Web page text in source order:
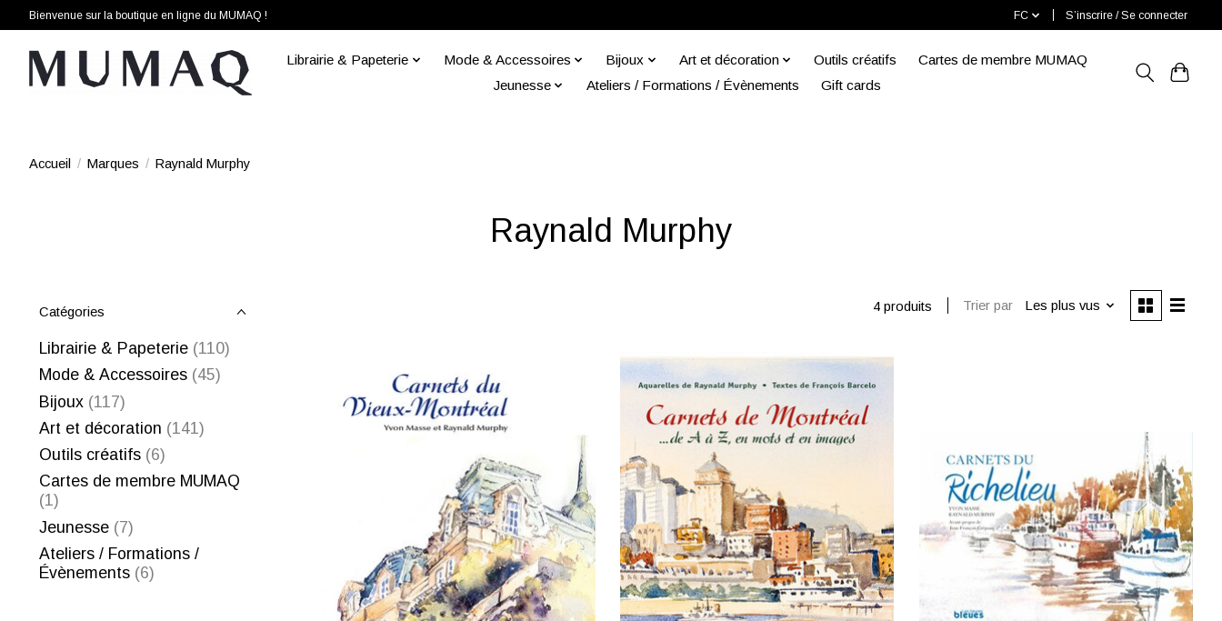
Bienvenue sur la boutique en ligne du MUMAQ ! FC S’inscrire / Se connecter
Librairie & Papeterie Mode & Accessoires Bijoux Art et décoration Outils créatifs
Cartes de membre MUMAQ
Jeunesse
Ateliers / Formations / Évènements Gift cards
Accueil / Marques / Raynald Murphy
Raynald Murphy
Catégories
Librairie & Papeterie (110)
Mode & Accessoires (45)
Bijoux (117)
Art et décoration (141)
Outils créatifs (6)
Cartes de membre MUMAQ
(1)
Jeunesse (7)
Ateliers / Formations /
Évènements (6)
4 produits Trier par Les plus vus